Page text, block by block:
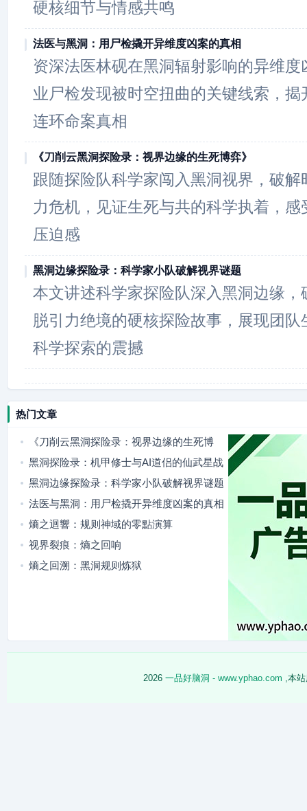
硬核细节与情感共鸣
法医与黑洞：用尸检撬开异维度凶案的真相
资深法医林砚在黑洞辐射影响的异维
业尸检发现被时空扭曲的关键线索，
连环命案真相
《刀削云黑洞探险录：视界边缘的生死博弈》
跟随探险队科学家闯入黑洞视界，破
力危机，见证生死与共的科学执着，
压迫感
黑洞边缘探险录：科学家小队破解视界谜题
本文讲述科学家探险队深入黑洞边缘，
脱引力绝境的硬核探险故事，展现团
科学探索的震撼
热门文章
《刀削云黑洞探险录：视界边缘的生死博
弈》
黑洞探险录：机甲修士与AI道侣的仙武星战
黑洞边缘探险录：科学家小队破解视界谜题
法医与黑洞：用尸检撬开异维度凶案的真相
熵之迴響：规则神域的零點演算
视界裂痕：熵之回响
熵之回溯：黑洞规则炼狱
2026 一品好脑洞 - www.yphao.com ,本